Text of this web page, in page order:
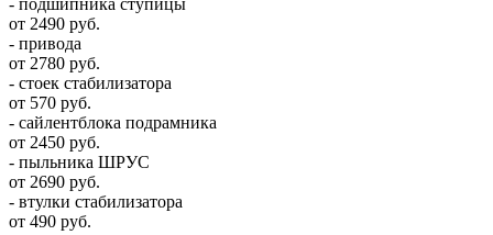
- подшипника ступицы
от 2490 руб.
- привода
от 2780 руб.
- стоек стабилизатора
от 570 руб.
- сайлентблока подрамника
от 2450 руб.
- пыльника ШРУС
от 2690 руб.
- втулки стабилизатора
от 490 руб.